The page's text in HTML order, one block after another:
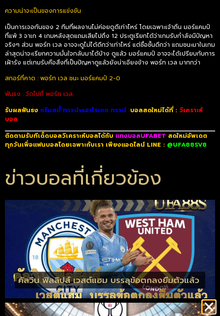
ความน่าจะเป็นของการแข่งขัน
เป็นการเจอกันของ 2 ทีมที่ผลงานไม่ค่อยดูดีเท่าไหร่ โดยเฉพาะเจ้าถิ่น มอร์แคมป์
ที่แพ้ 3 จาเก 4 เกมหลังสุดแถมเสียไปถึง 12 ประตูเรียกได้ว่าเกมรับกำลังมีปัญหา
จริงๆ ส่วน พอร์ท เวล อาจจะดูไม่ได้ดีกว่าเท่าไหร่ แต่ชื่อชั้นดีกว่า แถมชนะมาในเกม
ล่าสุดน่าจะเรียกความมั่นใจกลับมาได้บ้าง ดูแล้ว มอร์แคมป์ อาจจะได้เปรียบกับการ
เฝ้ารัง แต่เกมรับคือสิ่งที่เป็นปัญหาดูแล้วยังน่าเอียงข้าง พอร์ท เวล มากกว่า
สกอร์ที่คาด : พอร์ท เวล ชนะ มอร์แคมป์ 2-0
ฟันธง : วัดไปที่ พอร์ท เวล
รับผลฟันธง กริมสบี้ ทาวน์vsฮาโรเกต ทาวน์ บอลสดใหม่ได้ที่ : วิเคราะห์
บอล
ติดตามรับทีเด็ดบอลวิเคราะห์บอลได้กับ แทงบอลUFABET สดใหม่อัพเดต
ทุกวันเพื่อแฟนบอลโดยเฉพาะกับเรา เพียงแอดไลน์ LINE : @UFA88SV8
ข่าวบอลที่เกี่ยวข้อง
คัลวิน ฟิลลิปส์ เวสต์แฮม บรรลุข้อตกลงยืมตัวแล้ว